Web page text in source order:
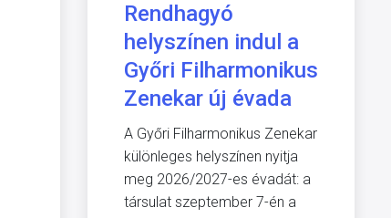
Rendhagyó
helyszínen indul a
Győri Filharmonikus
Zenekar új évada
A Győri Filharmonikus Zenekar
különleges helyszínen nyitja
meg 2026/2027-es évadát: a
társulat szeptember 7-én a